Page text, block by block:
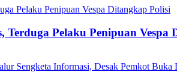
Pelaku Penipuan Vespa